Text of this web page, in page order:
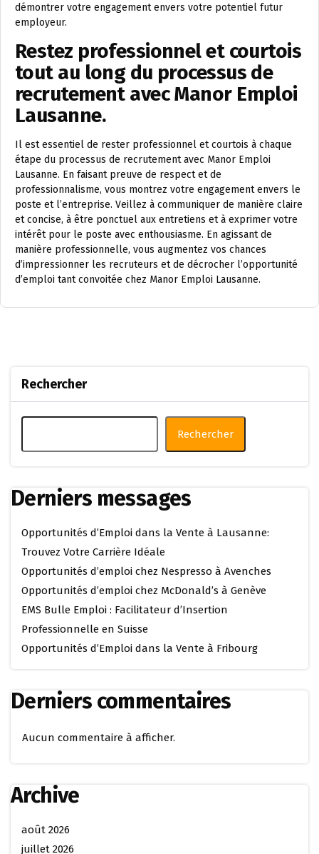
démontrer votre engagement envers votre potentiel futur
employeur.
Restez professionnel et courtois
tout au long du processus de
recrutement avec Manor Emploi
Lausanne.
Il est essentiel de rester professionnel et courtois à chaque
étape du processus de recrutement avec Manor Emploi
Lausanne. En faisant preuve de respect et de
professionnalisme, vous montrez votre engagement envers le
poste et l’entreprise. Veillez à communiquer de manière claire
et concise, à être ponctuel aux entretiens et à exprimer votre
intérêt pour le poste avec enthousiasme. En agissant de
manière professionnelle, vous augmentez vos chances
d’impressionner les recruteurs et de décrocher l’opportunité
d’emploi tant convoitée chez Manor Emploi Lausanne.
Rechercher
Rechercher
Derniers messages
Opportunités d’Emploi dans la Vente à Lausanne:
Trouvez Votre Carrière Idéale
Opportunités d’emploi chez Nespresso à Avenches
Opportunités d’emploi chez McDonald’s à Genève
EMS Bulle Emploi : Facilitateur d’Insertion
Professionnelle en Suisse
Opportunités d’Emploi dans la Vente à Fribourg
Derniers commentaires
Aucun commentaire à afficher.
Archive
août 2026
juillet 2026